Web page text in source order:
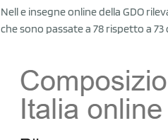
Nell e insegne online della GDO
che sono passate a 78 rispetto a